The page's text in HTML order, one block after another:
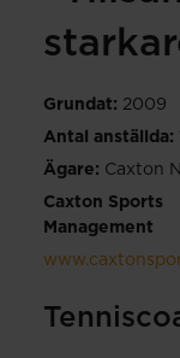
Grundat: 2009
Antal anställda:
Ägare: Caxton
Caxton Sports
Management